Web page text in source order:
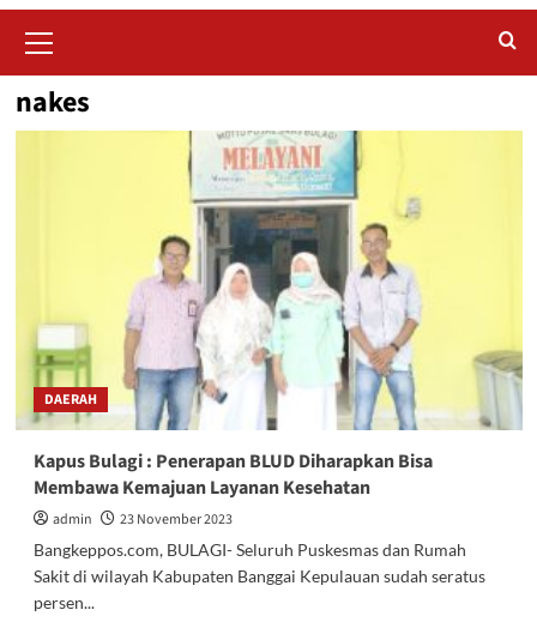
Menu
nakes
DAERAH
Kapus Bulagi : Penerapan BLUD Diharapkan Bisa
Membawa Kemajuan Layanan Kesehatan
admin
23 November 2023
Bangkeppos.com, BULAGI- Seluruh Puskesmas dan Rumah
Sakit di wilayah Kabupaten Banggai Kepulauan sudah seratus
persen...